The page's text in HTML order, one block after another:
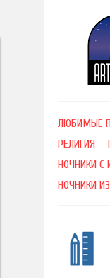
ЛЮБИМЫЕ
РЕЛИГИЯ
НОЧНИКИ
НОЧНИКИ